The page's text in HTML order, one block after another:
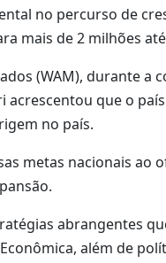
no percurso de
mais de 2 milhões
(WAM), durante
acrescentou que o
no país.
metas nacionais
abrangentes
além de